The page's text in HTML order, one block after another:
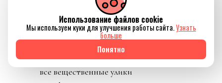
«ку» правителям Катара.
УЕФА пригрозило
уголовным
разбирательством и
потребовала сохранять
все вещественные улики
Использование файлов cookie
Мы используем куки для улучшения работы сайта.Узнать
больше
Понятно